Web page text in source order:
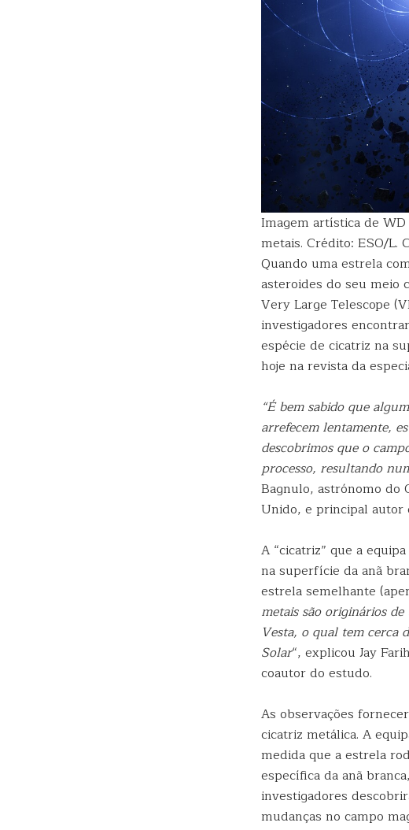
Imagem artística de
metais. Crédito: ESO/L.
Quando uma estrela
asteroides do seu meio
Very Large Telescope
investigadores
espécie de cicatriz na
hoje na revista da
“É bem sabido que
arrefecem lentamente,
descobrimos que o
processo, resultando
Bagnulo, astrónomo do
Unido, e principal autor
A “cicatriz” que a
na superfície da anã
estrela semelhante
metais são originários
Vesta, o qual tem cerca
Solar“, explicou Jay
coautor do estudo.
As observações
cicatriz metálica. A
medida que a estrela
específica da anã
investigadores
mudanças no campo